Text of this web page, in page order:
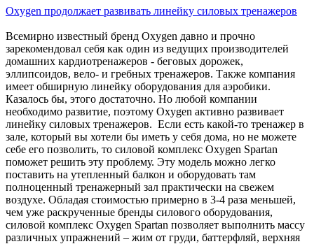
Oxygen продолжает развивать линейку силовых тренажеров
Всемирно известный бренд Oxygen давно и прочно
зарекомендовал себя как один из ведущих производителей
домашних кардиотренажеров - беговых дорожек,
эллипсоидов, вело- и гребных тренажеров. Также компания
имеет обширную линейку оборудования для аэробики.
Казалось бы, этого достаточно. Но любой компании
необходимо развитие, поэтому Oxygen активно развивает
линейку силовых тренажеров. Если есть какой-то тренажер в
зале, который вы хотели бы иметь у себя дома, но не можете
себе его позволить, то силовой комплекс Oxygen Spartan
поможет решить эту проблему. Эту модель можно легко
поставить на утепленный балкон и оборудовать там
полноценный тренажерный зал практически на свежем
воздухе. Обладая стоимостью примерно в 3-4 раза меньшей,
чем уже раскрученные бренды силового оборудования,
силовой комплекс Oxygen Spartan позволяет выполнить массу
различных упражнений – жим от груди, баттерфляй, верхняя